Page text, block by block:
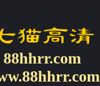
88hhrr.com